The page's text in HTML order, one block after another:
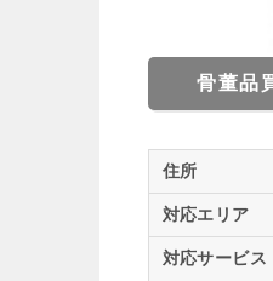
骨董品
住所
対応エリア
対応サービス